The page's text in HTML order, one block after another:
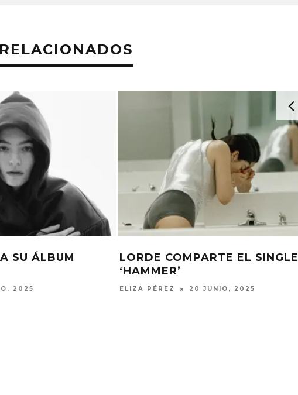
SU ÁLBUM
2025
LORDE COMPARTE EL SINGLE
‘HAMMER’
ELIZA PÉREZ 20 JUNIO, 2025